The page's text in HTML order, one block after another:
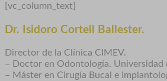
[vc_column_text]
Dr. Isidoro Cortell Ballester.
Director de la Clínica CIMEV.
– Doctor en Odontología. Universidad
– Máster en Cirugía Bucal e